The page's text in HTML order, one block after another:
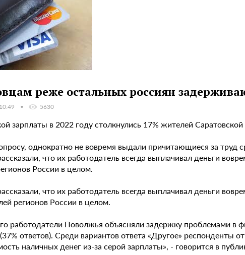
реже остальных россиян
5630
зарплаты в 2022 году столкнулись 17% жителей
однократно не вовремя выдали причитающиеся за труд
что их работодатель всегда выплачивал деньги
России в целом.
что их работодатель всегда выплачивал деньги
регионов России в целом.
работодатели Поволжья объясняли задержку проблемами в
ответов). Среди вариантов ответа «Другое» респонденты
наличных денег из-за серой зарплаты», - говорится в